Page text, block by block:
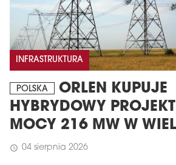
INFRASTRUKTURA
POLSKA
ORLEN KUPUJE
HYBRYDOWY
MOCY 216 MW W
schedule 04 sierpnia 2026